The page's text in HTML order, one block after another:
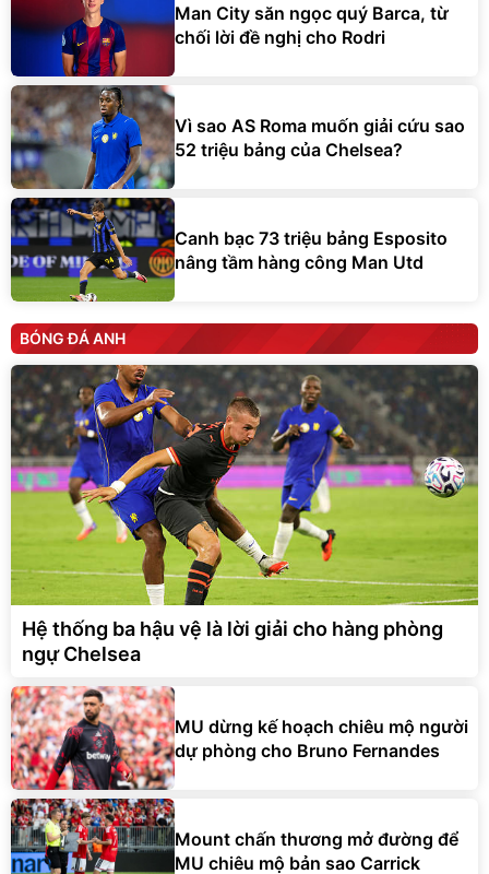
Man City săn ngọc quý Barca, từ
chối lời đề nghị cho Rodri
Vì sao AS Roma muốn giải cứu sao
52 triệu bảng của Chelsea?
Canh bạc 73 triệu bảng Esposito
nâng tầm hàng công Man Utd
BÓNG ĐÁ ANH
Hệ thống ba hậu vệ là lời giải cho hàng phòng
ngự Chelsea
MU dừng kế hoạch chiêu mộ người
dự phòng cho Bruno Fernandes
Mount chấn thương mở đường để
MU chiêu mộ bản sao Carrick